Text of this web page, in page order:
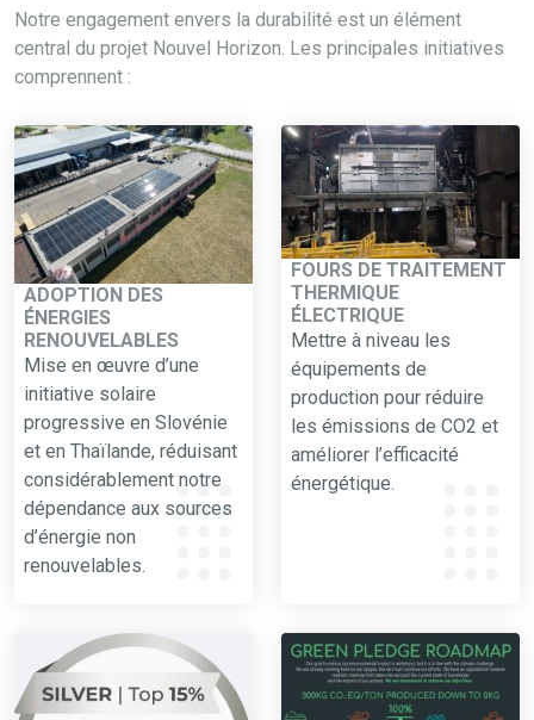
Notre engagement envers la durabilité est un élément
central du projet Nouvel Horizon. Les principales initiatives
comprennent :
ADOPTION DES
ÉNERGIES
RENOUVELABLES
Mise en œuvre d’une
initiative solaire
progressive en Slovénie
et en Thaïlande, réduisant
considérablement notre
dépendance aux sources
d’énergie non
renouvelables.
FOURS DE TRAITEMENT
THERMIQUE
ÉLECTRIQUE
Mettre à niveau les
équipements de
production pour réduire
les émissions de CO2 et
améliorer l’efficacité
énergétique.